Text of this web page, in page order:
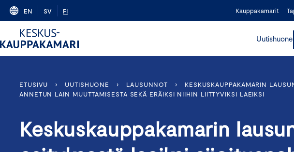
Skip
content
EN SV FI Kauppakamarit
Uutishuone
ETUSIVU › UUTISHUONE › LAUSUNNOT ›
KESKUSKAUPPAKAMARIN
ANNETUN LAIN MUUTTAMISESTA SEKÄ ERÄIKSI NIIHIN LIITTYVIKSI LAEIKSI
Keskuskauppakamarin